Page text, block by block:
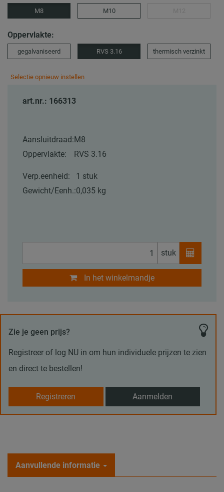
M8 M10
Oppervlakte:
gegalvaniseerd RVS 3.16 thermisch verzinkt
Selectie opnieuw instellen
art.nr.: 166313
Aansluitdraad:M8
Oppervlakte:
RVS 3.16
Verp.eenheid:
1 stuk
Gewicht/Eenh.:0,035 kg
stuk
In het winkelmandje
Zie je geen prijs?
Registreer of log NU in om hun individuele prijzen te zien
en direct te bestellen!
Registreren Aanmelden
Aanvullende informatie